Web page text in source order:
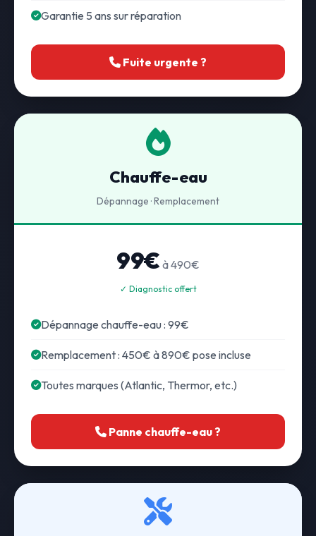
Garantie 5 ans sur réparation
Fuite urgente ?
Chauffe-eau
Dépannage · Remplacement
99€ à 490€
✓ Diagnostic offert
Dépannage chauffe-eau : 99€
Remplacement : 450€ à 890€ pose incluse
Toutes marques (Atlantic, Thermor, etc.)
Panne chauffe-eau ?